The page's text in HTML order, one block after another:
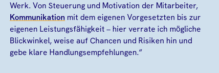
Werk. Von Steuerung und Motivation der Mitarbeiter,
Kommunikation mit dem eigenen Vorgesetzten bis zur
eigenen Leistungsfähigkeit – hier verrate ich mögliche
Blickwinkel, weise auf Chancen und Risiken hin und
gebe klare Handlungsempfehlungen.“